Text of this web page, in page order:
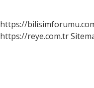
https://
https://reye.com.tr